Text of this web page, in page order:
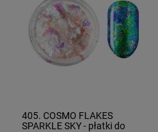
405. COSMO FLAKES
SPARKLE SKY - płatki do